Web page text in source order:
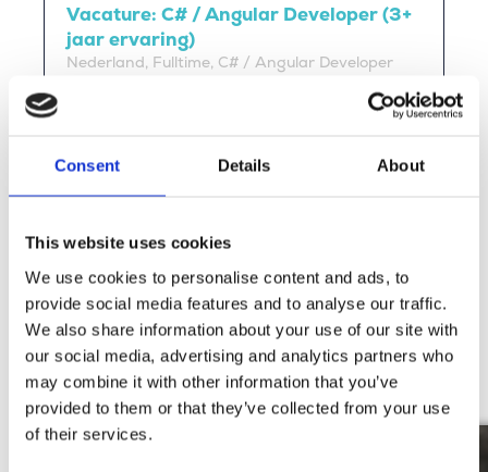
Consent Details About
This website uses cookies
We use cookies to personalise content and ads, to
provide social media features and to analyse our traffic.
We also share information about your use of our site with
our social media, advertising and analytics partners who
may combine it with other information that you’ve
provided to them or that they’ve collected from your use
of their services.
Vacature: C# / Angular Developer (3+
jaar ervaring)
Nederland, Fulltime, C# / Angular Developer
Verhalen van onze mensen
Lees de verhalen van onze mensen en ontdek zelf
de Merkator-vibe.
Ontdek meer